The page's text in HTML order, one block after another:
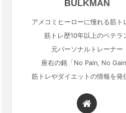
BULKMAN
アメコミヒーローに憧れる筋ト
筋トレ歴10年以上のベテラ
元パーソナルトレーナー
座右の銘「No Pain, No Gain
筋トレやダイエットの情報を発